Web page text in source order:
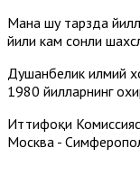
Мана шу тарзда
йили кам сонли
Душанбелик илмий
1980 йилларнинг
Иттифоқи
Москва -